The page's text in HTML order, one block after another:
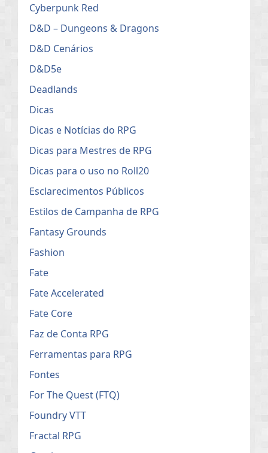
Cyberpunk Red
D&D – Dungeons & Dragons
D&D Cenários
D&D5e
Deadlands
Dicas
Dicas e Notícias do RPG
Dicas para Mestres de RPG
Dicas para o uso no Roll20
Esclarecimentos Públicos
Estilos de Campanha de RPG
Fantasy Grounds
Fashion
Fate
Fate Accelerated
Fate Core
Faz de Conta RPG
Ferramentas para RPG
Fontes
For The Quest (FTQ)
Foundry VTT
Fractal RPG